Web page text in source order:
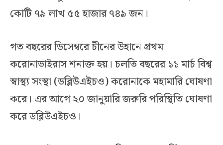
কোটি ৭৯ লাখ ৫৫ হাজার ৭৪৯ জন।
গত বছরের ডিসেম্বরে চীনের উহানে প্রথম
করোনাভাইরাস শনাক্ত হয়। চলতি বছরের ১১ মার্চ বিশ্ব
স্বাস্থ্য সংস্থা (ডব্লিউএইচও) করোনাকে মহামারি ঘোষণা
করে। এর আগে ২০ জানুয়ারি জরুরি পরিস্থিতি ঘোষণা
করে ডব্লিউএইচও।